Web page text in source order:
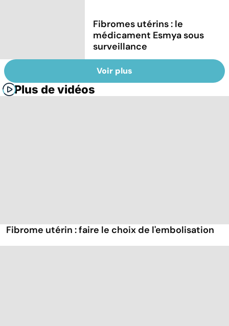
Fibromes utérins : le
médicament Esmya sous
surveillance
Voir plus
Plus de vidéos
Fibrome utérin : faire le choix de l'embolisation